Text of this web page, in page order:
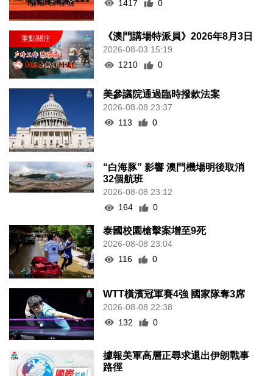
1417 0
《澳門講場特派員》2026年8月3日
2026-08-03 15:19
1210
0
美參議院通過臨時撥款法案
2026-08-08 23:37
113
0
“白海豚” 影響 澳門機場明後取消
32個航班
2026-08-08 23:12
164
0
泰國校園槍擊案增至9死
2026-08-08 23:04
116
0
WTT橫濱冠軍賽4強 國家隊奪3席
2026-08-08 22:38
132
0
據報美軍高層正尋求退出伊朗戰事
路徑